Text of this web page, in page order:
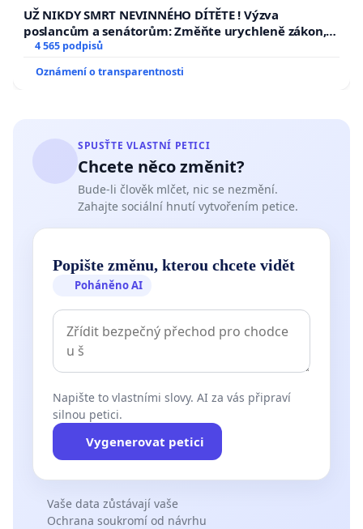
UŽ NIKDY SMRT NEVINNÉHO DÍTĚTE ! Výzva
poslancům a senátorům: Změňte urychleně zákon,
aby se tragédie malé Viktorky už nemohla opakovat!
4 565 podpisů
Oznámení o transparentnosti
SPUSŤTE VLASTNÍ PETICI
Chcete něco změnit?
Bude-li člověk mlčet, nic se nezmění.
Zahajte sociální hnutí vytvořením petice.
Popište změnu, kterou chcete vidět
Poháněno AI
Napište to vlastními slovy. AI za vás připraví
silnou petici.
Vygenerovat petici
Vaše data zůstávají vaše
Ochrana soukromí od návrhu